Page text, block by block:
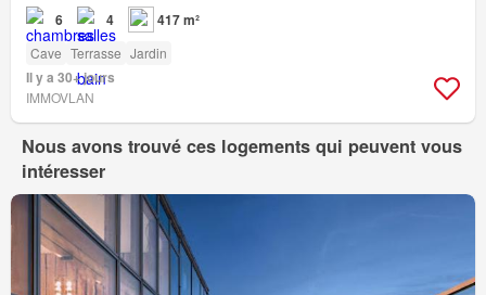
6 4 417 m²
Cave Terrasse Jardin
Il y a 30+ jours
IMMOVLAN
Nous avons trouvé ces logements qui peuvent vous
intéresser